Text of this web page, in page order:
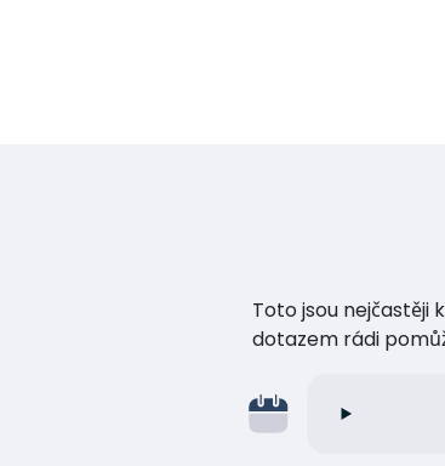
Toto jsou nejčastěji
dotazem rádi